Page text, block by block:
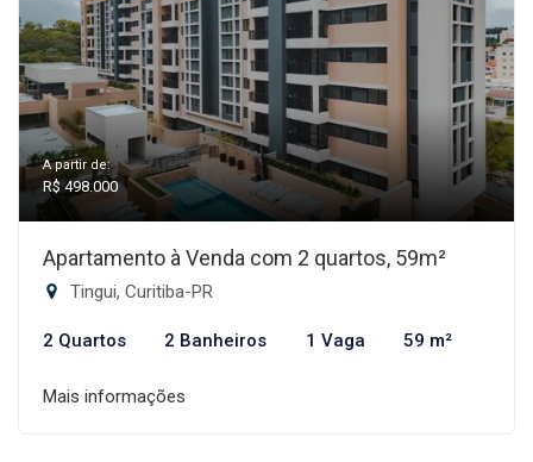
A partir de:
R$ 498.000
Apartamento à Venda com 2 quartos, 59m²
Tingui, Curitiba-PR
2 Quartos 2 Banheiros 1 Vaga 59 m²
Mais informações